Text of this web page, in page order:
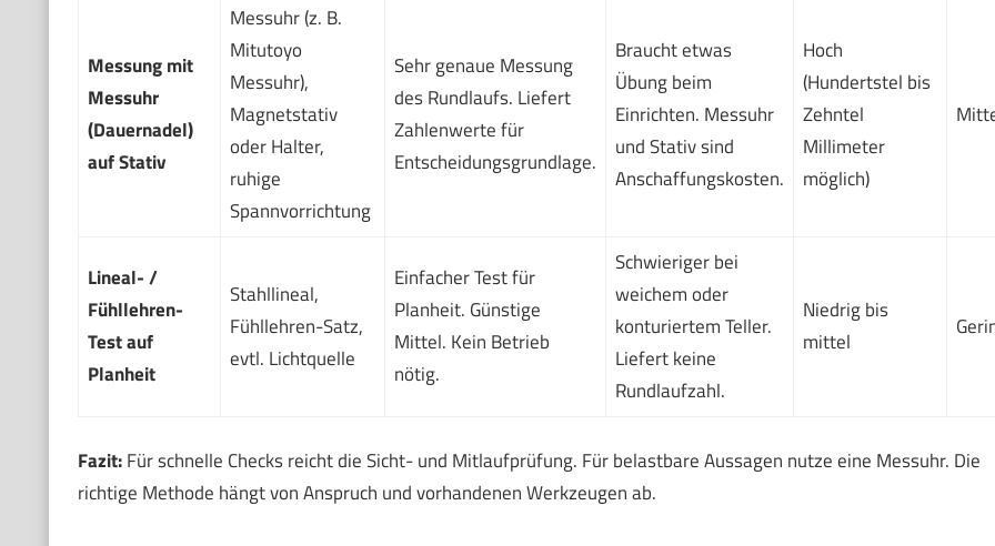
Messung mit
Messuhr
(Dauernadel)
auf Stativ
Messuhr (z. B.
Mitutoyo
Messuhr),
Magnetstativ
oder Halter,
ruhige
Spannvorrichtung
Sehr genaue Messung
des Rundlaufs. Liefert
Zahlenwerte für
Entscheidungsgrundlage.
Braucht etwas
Übung beim
Einrichten. Messuhr
und Stativ sind
Anschaffungskosten.
Hoch
(Hundertstel bis
Zehntel
Millimeter
möglich)
Lineal- /
Fühllehren-
Test auf
Planheit
Stahllineal,
Fühllehren-Satz,
evtl. Lichtquelle
Einfacher Test für
Planheit. Günstige
Mittel. Kein Betrieb
nötig.
Schwieriger bei
weichem oder
konturiertem Teller.
Liefert keine
Rundlaufzahl.
Niedrig bis
mittel
Fazit:Für schnelle Checks reicht die Sicht- und Mitlaufprüfung. Für belastbare Aussagen nutze eine Messuhr. Die
richtige Methode hängt von Anspruch und vorhandenen Werkzeugen ab.